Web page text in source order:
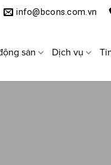
info@bcons.com.vn
sản Dịch vụ